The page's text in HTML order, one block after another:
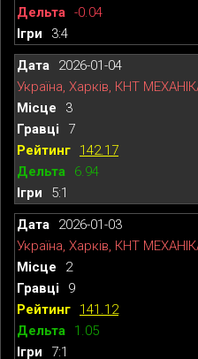
-0.04
3:4
2026-01-04
Україна, Харків, КНТ
3
7
142.17
6.94
5:1
2026-01-03
Україна, Харків, КНТ
2
9
141.12
1.05
7:1